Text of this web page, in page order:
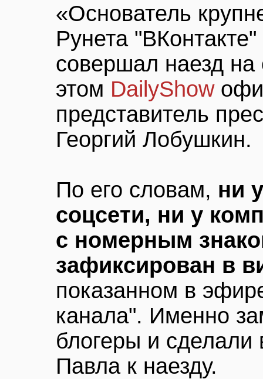
«Основатель
Рунета
совершал наезд
этом DailyShow
представитель
Георгий Лобушкин.
По его словам, ни
соцсети, ни у
с номерным
зафиксирован в
показанном в
канала". Именно
блогеры и сделали
Павла к наезду.